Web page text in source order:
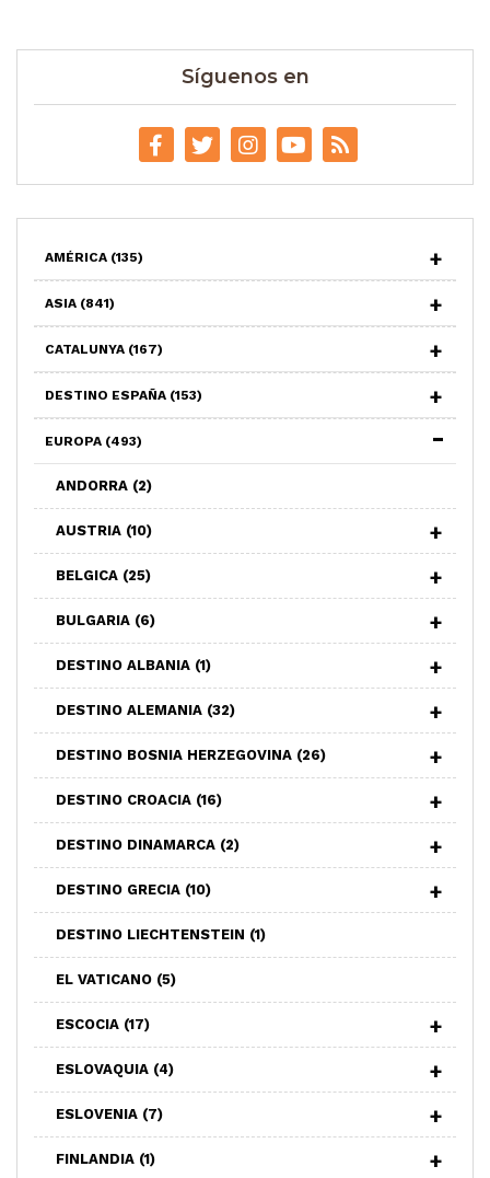
Síguenos en
AMÉRICA (135)
ASIA (841)
CATALUNYA (167)
DESTINO ESPAÑA (153)
EUROPA (493)
ANDORRA (2)
AUSTRIA (10)
BELGICA (25)
BULGARIA (6)
DESTINO ALBANIA (1)
DESTINO ALEMANIA (32)
DESTINO BOSNIA HERZEGOVINA (26)
DESTINO CROACIA (16)
DESTINO DINAMARCA (2)
DESTINO GRECIA (10)
DESTINO LIECHTENSTEIN (1)
EL VATICANO (5)
ESCOCIA (17)
ESLOVAQUIA (4)
ESLOVENIA (7)
FINLANDIA (1)